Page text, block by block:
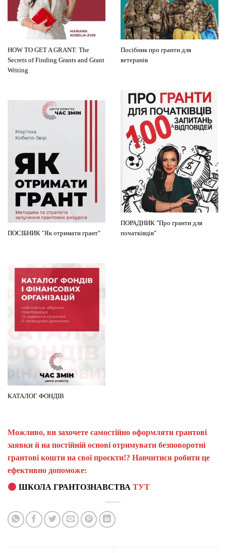
HOW TO GET A GRANT: The
Secrets of Finding Grants and Grant
Writing
Посібник про гранти для
ветеранів
ПОРАДНИК "Про гранти для
початківців"
ПОСІБНИК "Як отримати грант"
КАТАЛОГ ФОНДІВ
Можливо, ви захочете самостійно оформляти грантові
заявки й на постійній основі отримувати безповоротні
грантові кошти на свої проєкти!? Навчитися робити це
ефективно допоможе:
ШКОЛА ГРАНТОЗНАВСТВАТУТ